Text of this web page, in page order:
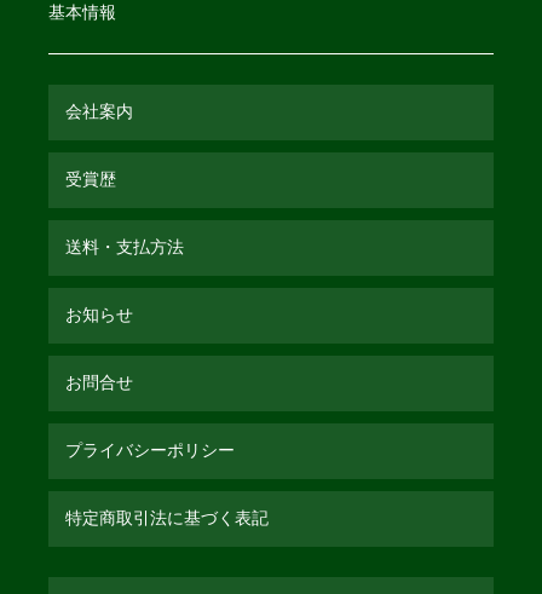
基本情報
会社案内
受賞歴
送料・支払方法
お知らせ
お問合せ
プライバシーポリシー
特定商取引法に基づく表記